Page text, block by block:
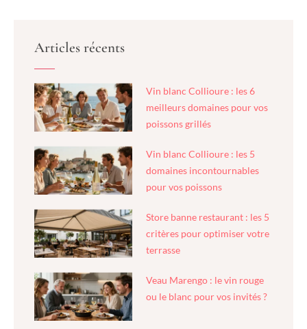
Articles récents
Vin blanc Collioure : les 6
meilleurs domaines pour vos
poissons grillés
Vin blanc Collioure : les 5
domaines incontournables
pour vos poissons
Store banne restaurant : les 5
critères pour optimiser votre
terrasse
Veau Marengo : le vin rouge
ou le blanc pour vos invités ?